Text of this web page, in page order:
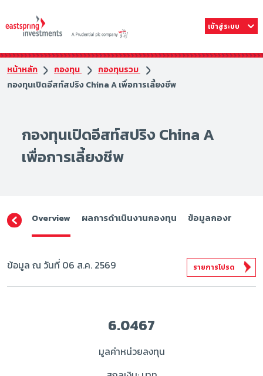
เข้าสู่ระบบ
หน้าหลัก กองทุน
กองทุนรวม
กองทุนเปิดอีสท์สปริง China A เพื่อการเลี้ยงชีพ
กองทุนเปิดอีสท์สปริง China A
เพื่อการเลี้ยงชีพ
Overview ผลการดำเนินงานกองทุน ข้อมูลกองทุน
ข้อมูล ณ วันที่ 06 ส.ค. 2569 รายการโปรด
6.0467
มูลค่าหน่วยลงทุน